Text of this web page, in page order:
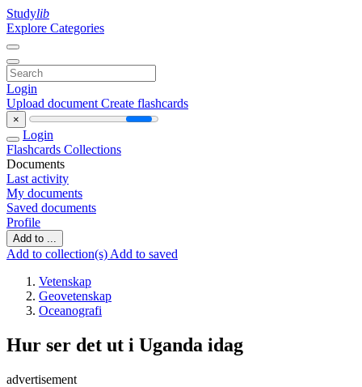
Studylib
Explore Categories
Login
Upload document Create flashcards
×
Login
Flashcards Collections
Documents
Last activity
My documents
Saved documents
Profile
Add to ...
Add to collection(s) Add to saved
Vetenskap
Geovetenskap
Oceanografi
Hur ser det ut i Uganda idag
advertisement